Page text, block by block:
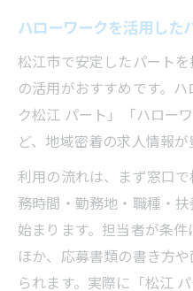
ハローワークを活用した
松江市で安定したパート
の活用がおすすめです。
ク松江 パート」「ハロー
ど、地域密着の求人情報が
利用の流れは、まず窓口
務時間・勤務地・職種・
始まります。担当者が条
ほか、応募書類の書き方
られます。実際に「松江